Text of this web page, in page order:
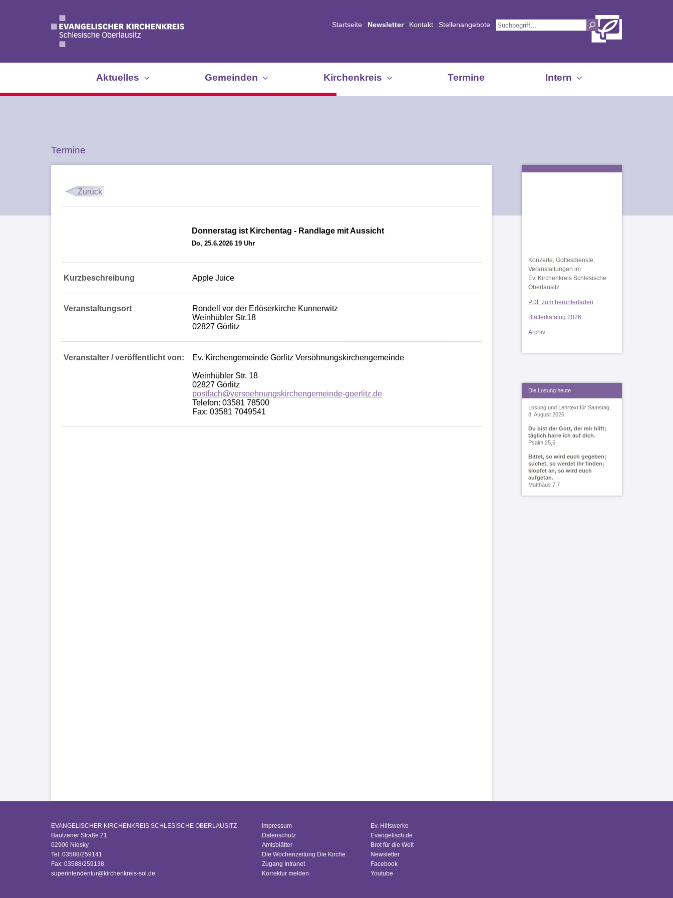
Startseite Newsletter Kontakt Stellenangebote
Aktuelles Gemeinden Kirchenkreis Termine Intern
Termine
Zurück
Donnerstag ist Kirchentag - Randlage mit Aussicht
Do, 25.6.2026 19 Uhr
Kurzbeschreibung Apple Juice
Veranstaltungsort
Rondell vor der Erlöserkirche Kunnerwitz
Weinhübler Str.18
02827 Görlitz
Veranstalter / veröffentlicht von: Ev. Kirchengemeinde Görlitz Versöhnungskirchengemeinde
Weinhübler Str. 18
02827 Görlitz
postfach@versoehnungskirchengemeinde-goerlitz.de
Telefon: 03581 78500
Fax: 03581 7049541
Konzerte, Gottesdienste,
Veranstaltungen im
Ev. Kirchenkreis Schlesische
Oberlausitz
PDF zum herunterladen
Blätterkatalog 2026
Archiv
Die Losung heute
Losung und Lehrtext für Samstag,
8. August 2026:
Du bist der Gott, der mir hilft;
täglich harre ich auf dich.
Psalm 25,5
Bittet, so wird euch gegeben;
suchet, so werdet ihr finden;
klopfet an, so wird euch
aufgetan.
Matthäus 7,7
EVANGELISCHER KIRCHENKREIS SCHLESISCHE OBERLAUSITZ
Bautzener Straße 21
02906 Niesky
Tel: 03588/259141
Fax: 03588/259138
superintendentur@kirchenkreis-sol.de
Impressum
Datenschutz
Amtsblätter
Die Wochenzeitung Die Kirche
Zugang Intranet
Korrektur melden
Ev. Hilfswerke
Evangelisch.de
Brot für die Welt
Newsletter
Facebook
Youtube